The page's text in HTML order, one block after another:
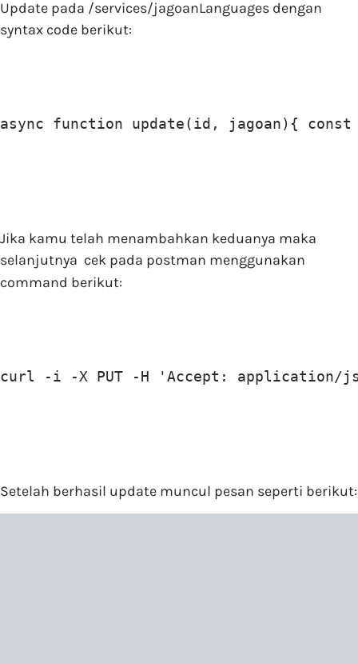
Update pada /services/jagoanLanguages dengan
syntax code berikut:
async function update(id, jagoan){
Jika kamu telah menambahkan keduanya maka
selanjutnya cek pada postman menggunakan
command berikut:
curl -i -X PUT -H 'Accept: application/
Setelah berhasil update muncul pesan seperti berikut: